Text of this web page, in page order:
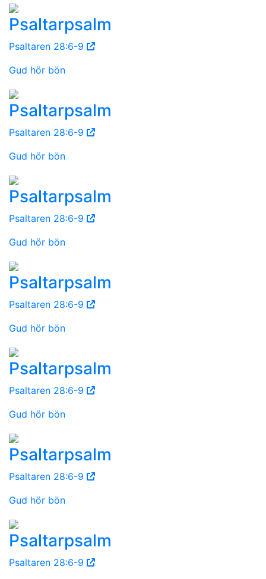
Psaltarpsalm
Psaltaren 28:6-9
Gud hör bön
Psaltarpsalm
Psaltaren 28:6-9
Gud hör bön
Psaltarpsalm
Psaltaren 28:6-9
Gud hör bön
Psaltarpsalm
Psaltaren 28:6-9
Gud hör bön
Psaltarpsalm
Psaltaren 28:6-9
Gud hör bön
Psaltarpsalm
Psaltaren 28:6-9
Gud hör bön
Psaltarpsalm
Psaltaren 28:6-9